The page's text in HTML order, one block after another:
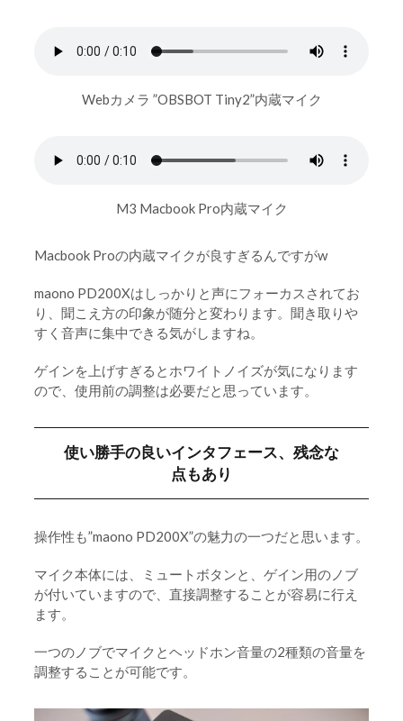
Webカメラ ”OBSBOT Tiny2”内蔵マイク
M3 Macbook Pro内蔵マイク
Macbook Proの内蔵マイクが良すぎるんですがw
maono PD200Xはしっかりと声にフォーカスされてお
り、聞こえ方の印象が随分と変わります。聞き取りや
すく音声に集中できる気がしますね。
ゲインを上げすぎるとホワイトノイズが気になります
ので、使用前の調整は必要だと思っています。
使い勝手の良いインタフェース、残念な
点もあり
操作性も”maono PD200X”の魅力の一つだと思います。
マイク本体には、ミュートボタンと、ゲイン用のノブ
が付いていますので、直接調整することが容易に行え
ます。
一つのノブでマイクとヘッドホン音量の2種類の音量を
調整することが可能です。